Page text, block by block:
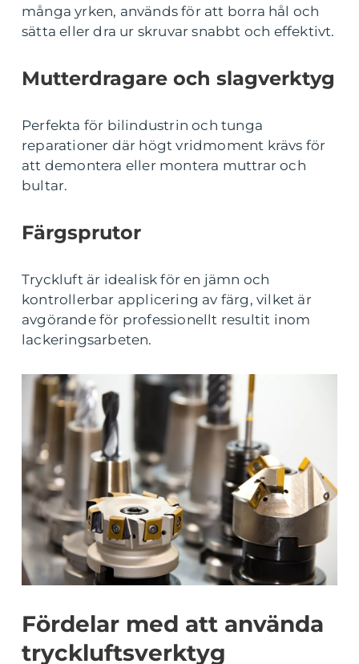
många yrken, används för att borra hål och
sätta eller dra ur skruvar snabbt och effektivt.
Mutterdragare och slagverktyg
Perfekta för bilindustrin och tunga
reparationer där högt vridmoment krävs för
att demontera eller montera muttrar och
bultar.
Färgsprutor
Tryckluft är idealisk för en jämn och
kontrollerbar applicering av färg, vilket är
avgörande för professionellt resultit inom
lackeringsarbeten.
Fördelar med att använda
tryckluftsverktyg